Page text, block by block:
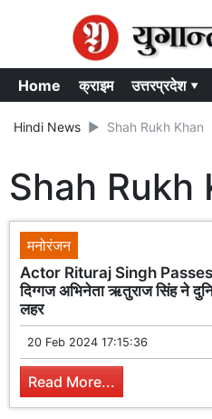
Home क्राइम उत्तरप्रदेश ▾
Hindi News Shah Rukh Khan
Shah Rukh
मनोरंजन
Actor Rituraj Singh Passes
दिग्गज अभिनेता ऋतुराज सिंह ने
लहर
20 Feb 2024 17:15:36
Read More...